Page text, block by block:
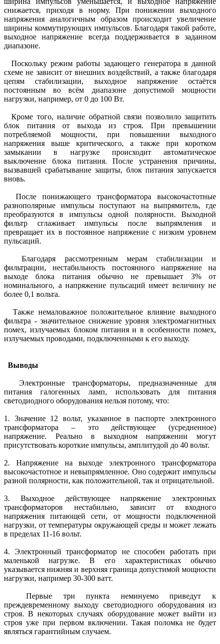
снижается, приходя в норму. При понижении выходного
напряжения аналогичным образом происходит увеличение
ширины коммутирующих импульсов. Благодаря такой работе,
выходное напряжение всегда поддерживается в заданном
диапазоне.
Поскольку режим работы задающего генератора в данной
схеме не зависит от внешних воздействий, а также благодаря
цепям стабилизации, выходное напряжение остаётся
постоянным во всём диапазоне допустимой мощности
нагрузки, например, от 0 до 100 Вт.
Кроме того, наличие обратной связи позволило защитить
блок питания от выхода из строя. При превышении
потребляемой мощности, при повышении выходного
напряжения выше критического, а также при коротком
замыкании в нагрузке происходит автоматическое
выключение блока питания. После устранения причины,
вызвавшей срабатывание защиты, блок питания запускается
вновь.
После понижающего трансформатора высокочастотные
разнополярные импульсы поступают на выпрямитель, где
преобразуются в импульсы одной полярности. Выходной
фильтр сглаживает импульсы после выпрямления и
превращает их в постоянное напряжение с низким уровнем
пульсаций.
Благодаря рассмотренным мерам стабилизации и
фильтрации, нестабильность постоянного напряжение на
выходе блока питания обычно не превышает 3% от
номинального, а напряжение пульсаций имеет величину не
более 0,1 вольта.
Также немаловажное положительное влияние выходного
фильтра - значительное снижение уровня электромагнитных
помех, излучаемых блоком питания и в особенности помех,
излучаемых проводами, подключенными к его выходу.
Выводы
Электронные трансформаторы, предназначенные для
питания галогенных ламп, использовать для питания
светодиодного оборудования нельзя потому, что:
1. Значение 12 вольт, указанное в паспорте электронного
трансформатора – это действующее (усредненное)
напряжение. Реально в выходном напряжении могут
присутствовать короткие импульсы, амплитудой до 40 вольт.
2. Напряжение на выходе электронного трансформатора
высокочастотное и невыпрямленное. Оно содержит импульсы
разной полярности, как положительной, так и отрицательной.
3. Выходное действующее напряжение электронных
трансформаторов нестабильно, зависит от входного
напряжения питающей сети, от мощности подключенной
нагрузки, от температуры окружающей среды и может лежать
в пределах 11-16 вольт.
4. Электронный трансформатор не способен работать при
маленькой нагрузке. В его характеристиках обычно
указывается нижняя и верхняя граница допустимой мощности
нагрузки, например 30-300 ватт.
Первые три пункта неминуемо приведут к
преждевременному выходу светодиодного оборудования из
строя. В некоторых случаях оборудование может выйти из
строя уже при первом включении. Такая поломка не будет
являться гарантийным случаем.